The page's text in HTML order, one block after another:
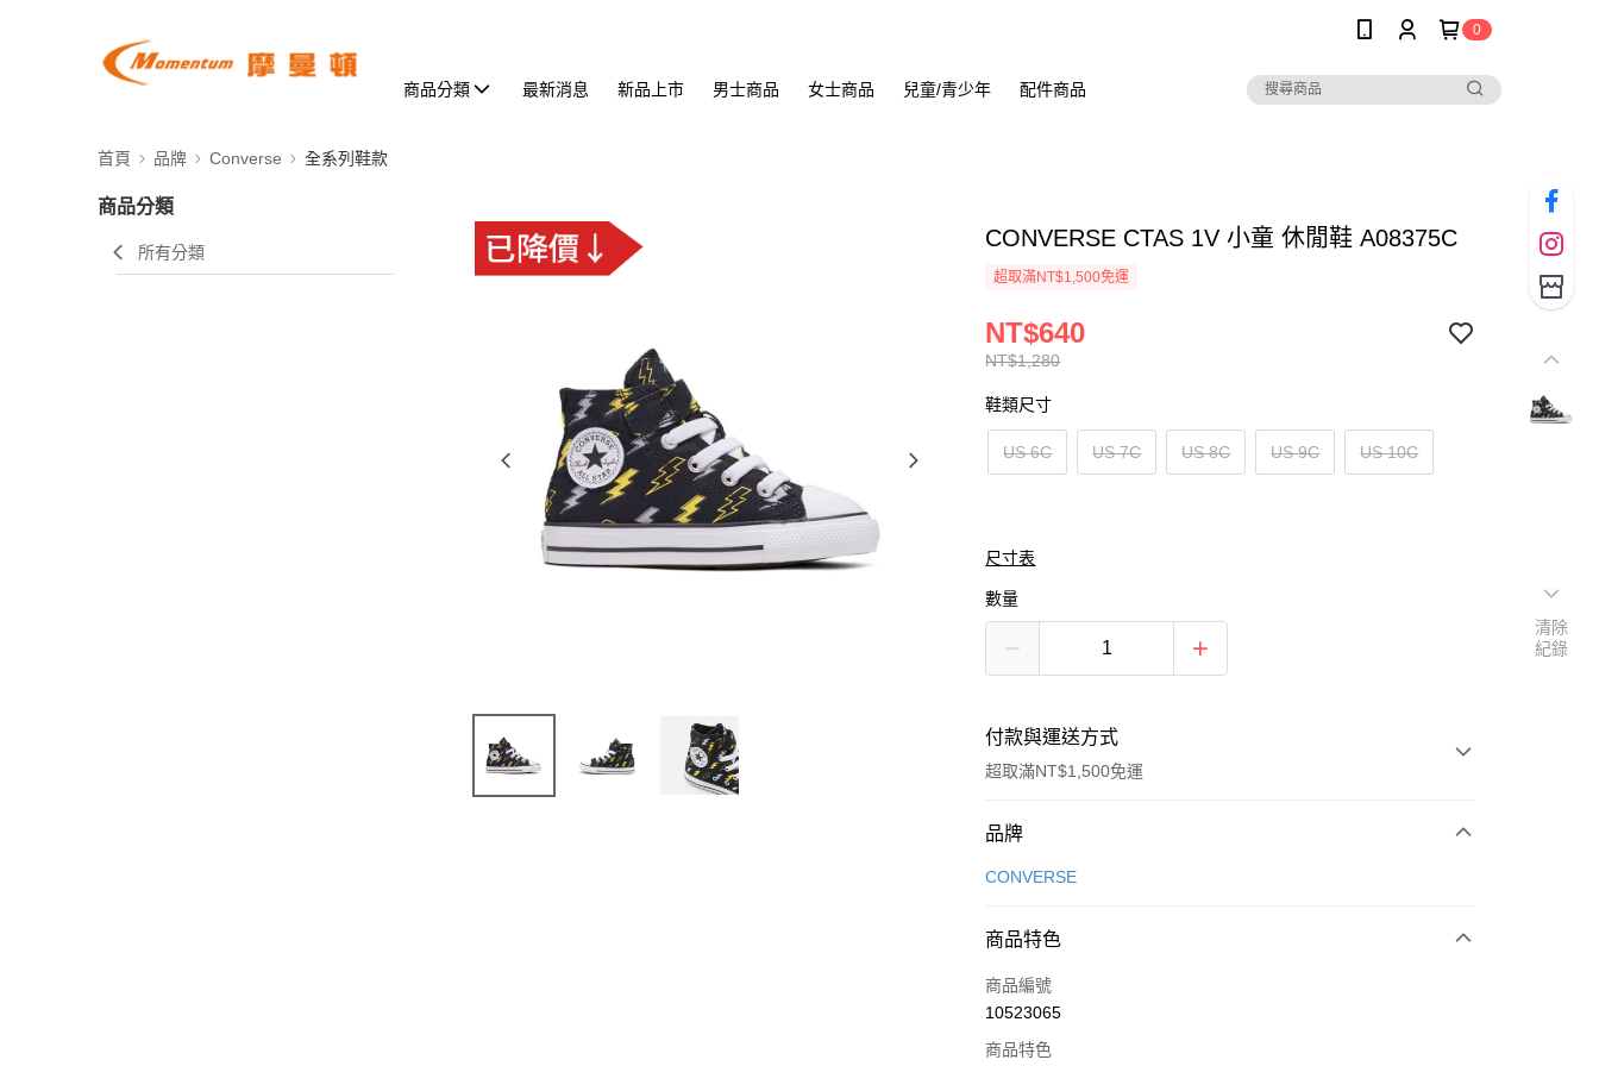
0
商品分類 最新消息 新品上市 男士商品 女士商品 兒童/青少年 配件商品
首頁 品牌 Converse 全系列鞋款
商品分類
所有分類
CONVERSE CTAS 1V 小童 休閒鞋 A08375C
超取滿NT$1,500免運
NT$1,280
NT$640
鞋類尺寸
US 6C US 7C US 8C US 9C US 10C
尺寸表
數量
付款與運送方式
超取滿NT$1,500免運
付款方式
信用卡一次付款
合作金庫商業銀行
華南商業銀行
上海商業儲蓄銀行
LINE Pay
Apple Pay
品牌
CONVERSE
商品特色
商品編號
10523065
商品特色
清除
紀錄